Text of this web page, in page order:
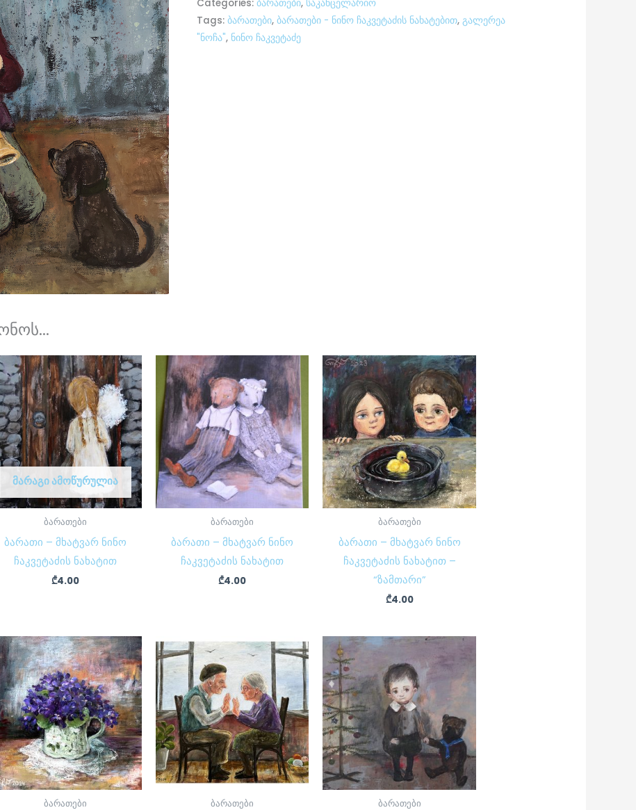
Categories: ბარათები, საკანცელარიო
Tags: ბარათები, ბარათები - ნინო ჩაკვეტაძის ნახატებით, გალერეა
"ნოჩა", ნინო ჩაკვეტაძე
ᲛᲐᲠᲐᲒᲘ ᲐᲛᲝᲬᲣᲠᲣᲚᲘᲐ
ბარათები
ბარათი – მხატვარ ნინო
ჩაკვეტაძის ნახატით
₾4.00
ბარათები
ბარათი – მხატვარ ნინო
ჩაკვეტაძის ნახატით
₾4.00
ბარათები
ბარათი – მხატვარ ნინო
ჩაკვეტაძის ნახატით –
“ზამთარი”
₾4.00
ბარათები ბარათები ბარათები